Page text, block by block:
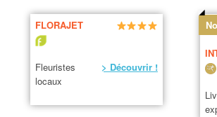
FLORAJET
Fleuristes
locaux
> Découvrir !